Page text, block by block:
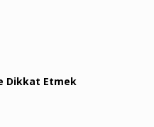
Dikkat Etmek